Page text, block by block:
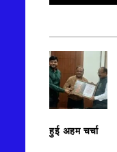
हुई अहम चर्चा